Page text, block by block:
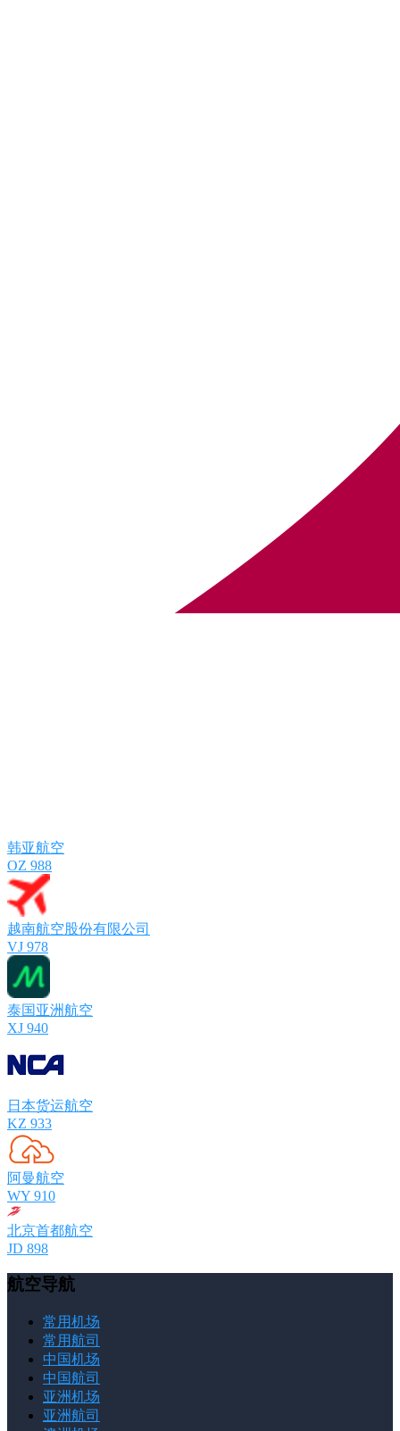
韩亚航空
OZ 988
越南航空股份有限公司
VJ 978
泰国亚洲航空
XJ 940
日本货运航空
KZ 933
阿曼航空
WY 910
北京首都航空
JD 898
航空导航
常用机场
常用航司
中国机场
中国航司
亚洲机场
亚洲航司